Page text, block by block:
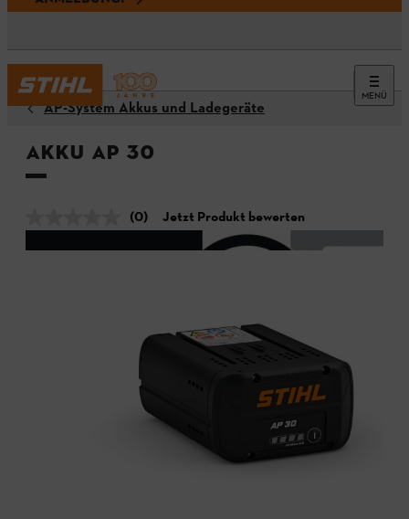
MENÜ
AP-System Akkus und Ladegeräte
Akku AP 30
(0) Jetzt Produkt bewerten